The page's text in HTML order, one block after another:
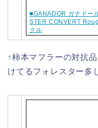
■GANADOR ガナドー
STER CONVERT
クル
↑柿本マフラーの対抗
けてるフォレスター多